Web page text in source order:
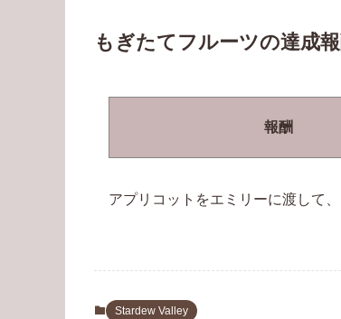
もぎたてフルーツの達成
報酬
アプリコットをエミリーに渡して
Stardew Valley